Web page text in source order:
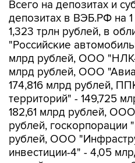
1,323 трлн рублей, в
"Российские
млрд рублей, ООО
млрд рублей, ООО
174,816 млрд рублей,
территорий" - 149,725
182,61 млрд рублей,
рублей, госкорпорации
рублей, ООО
инвестиции-4" - 4,05
российских эмитентов -
$1,875 млрд и 10 млрд